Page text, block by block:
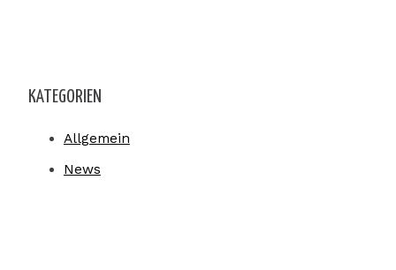
KATEGORIEN
Allgemein
News